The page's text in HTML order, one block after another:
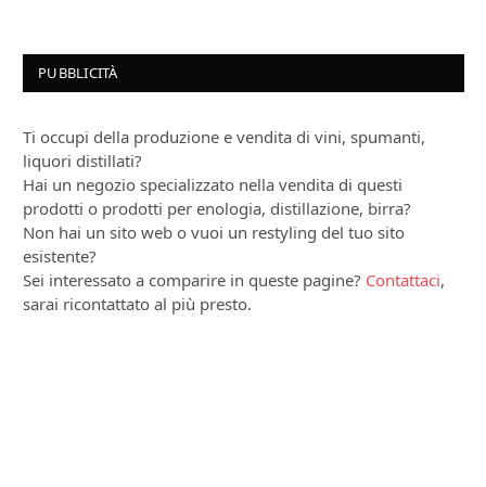
PUBBLICITÀ
Ti occupi della produzione e vendita di vini, spumanti,
liquori distillati?
Hai un negozio specializzato nella vendita di questi
prodotti o prodotti per enologia, distillazione, birra?
Non hai un sito web o vuoi un restyling del tuo sito
esistente?
Sei interessato a comparire in queste pagine? Contattaci,
sarai ricontattato al più presto.